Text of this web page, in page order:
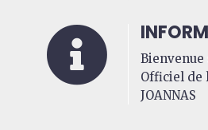

Bienvenue
Officiel de
JOANNAS